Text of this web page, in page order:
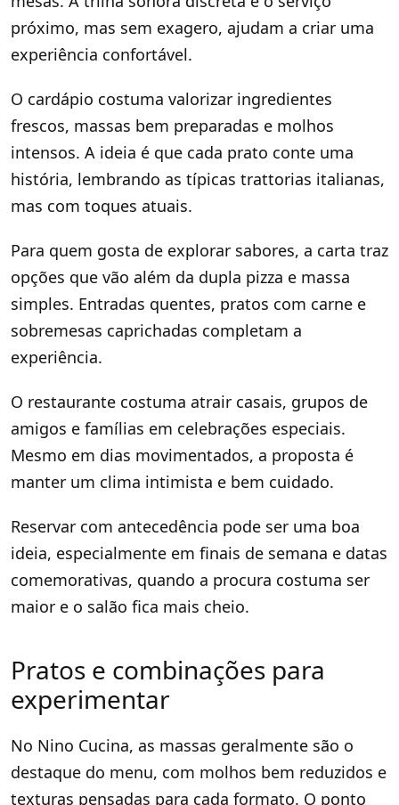
próximo, mas sem exagero, ajudam a criar uma
experiência confortável.
O cardápio costuma valorizar ingredientes
frescos, massas bem preparadas e molhos
intensos. A ideia é que cada prato conte uma
história, lembrando as típicas trattorias italianas,
mas com toques atuais.
Para quem gosta de explorar sabores, a carta traz
opções que vão além da dupla pizza e massa
simples. Entradas quentes, pratos com carne e
sobremesas caprichadas completam a
experiência.
O restaurante costuma atrair casais, grupos de
amigos e famílias em celebrações especiais.
Mesmo em dias movimentados, a proposta é
manter um clima intimista e bem cuidado.
Reservar com antecedência pode ser uma boa
ideia, especialmente em finais de semana e datas
comemorativas, quando a procura costuma ser
maior e o salão fica mais cheio.
Pratos e combinações para
experimentar
No Nino Cucina, as massas geralmente são o
destaque do menu, com molhos bem reduzidos e
texturas pensadas para cada formato. O ponto